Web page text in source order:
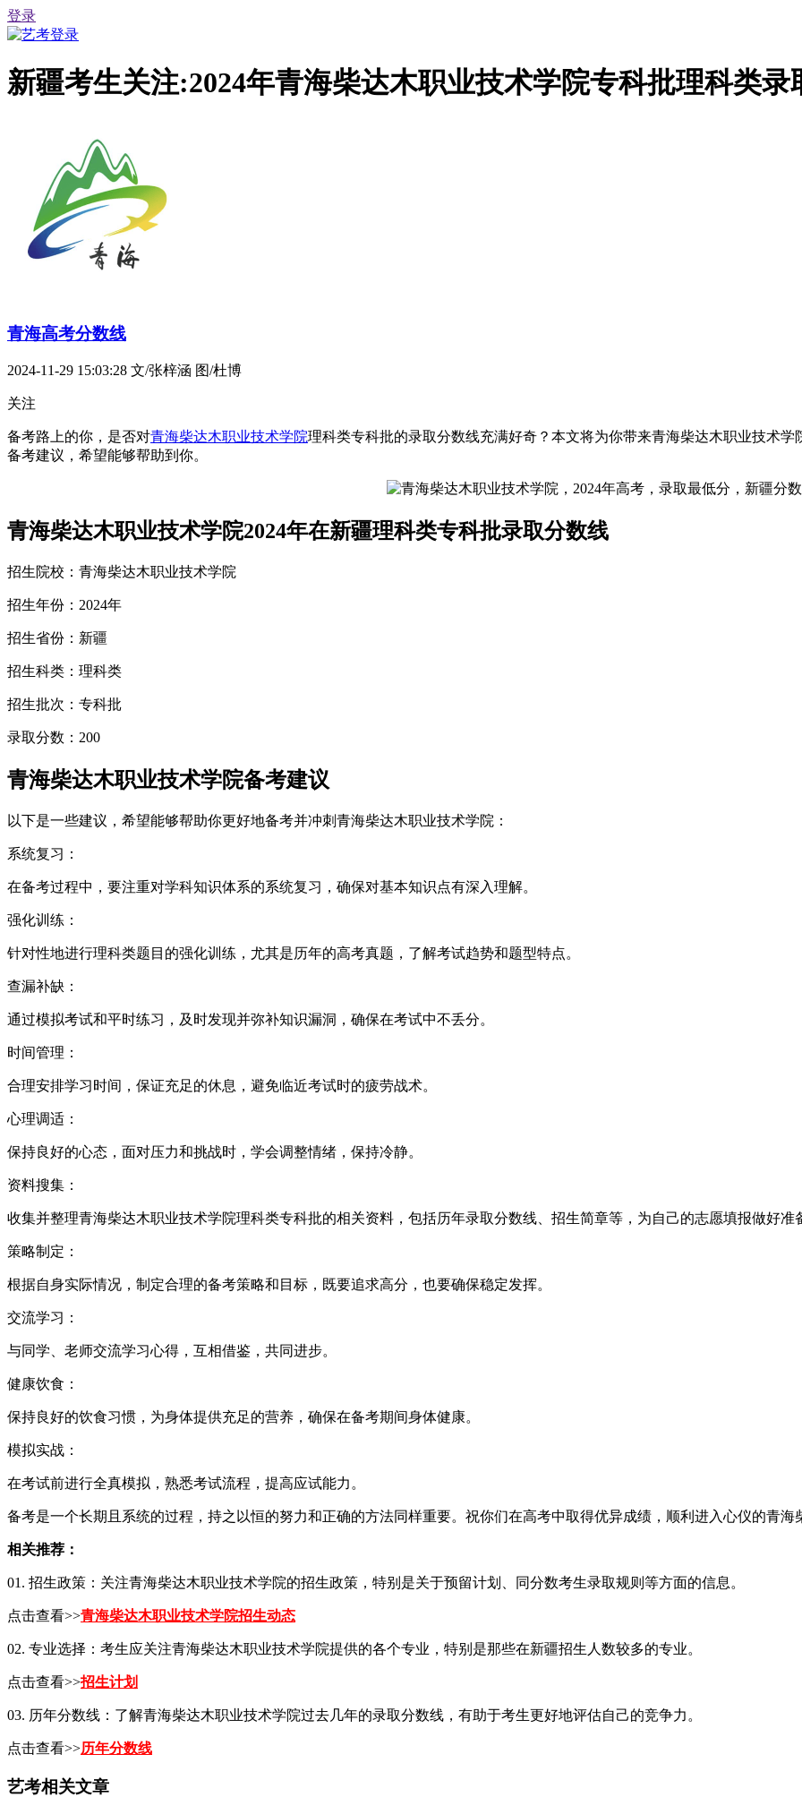
登录
新疆考生关注:2024年青海柴达木职业技术学院专科批理科类录
青海高考分数线
2024-11-29 15:03:28 文/张梓涵 图/杜博
关注
备考路上的你，是否对青海柴达木职业技术学院理科类专科批的录取分数线充满好奇？本文将为你带来青海柴达木职业技术
备考建议，希望能够帮助到你。
青海柴达木职业技术学院2024年在新疆理科类专科批录取分数线
招生院校：青海柴达木职业技术学院
招生年份：2024年
招生省份：新疆
招生科类：理科类
招生批次：专科批
录取分数：200
青海柴达木职业技术学院备考建议
以下是一些建议，希望能够帮助你更好地备考并冲刺青海柴达木职业技术学院：
系统复习：
在备考过程中，要注重对学科知识体系的系统复习，确保对基本知识点有深入理解。
强化训练：
针对性地进行理科类题目的强化训练，尤其是历年的高考真题，了解考试趋势和题型特点。
查漏补缺：
通过模拟考试和平时练习，及时发现并弥补知识漏洞，确保在考试中不丢分。
时间管理：
合理安排学习时间，保证充足的休息，避免临近考试时的疲劳战术。
心理调适：
保持良好的心态，面对压力和挑战时，学会调整情绪，保持冷静。
资料搜集：
收集并整理青海柴达木职业技术学院理科类专科批的相关资料，包括历年录取分数线、招生简章等，为自己的志愿填报做好准
策略制定：
根据自身实际情况，制定合理的备考策略和目标，既要追求高分，也要确保稳定发挥。
交流学习：
与同学、老师交流学习心得，互相借鉴，共同进步。
健康饮食：
保持良好的饮食习惯，为身体提供充足的营养，确保在备考期间身体健康。
模拟实战：
在考试前进行全真模拟，熟悉考试流程，提高应试能力。
备考是一个长期且系统的过程，持之以恒的努力和正确的方法同样重要。祝你们在高考中取得优异成绩，顺利进入心仪的青海
相关推荐：
01. 招生政策：关注青海柴达木职业技术学院的招生政策，特别是关于预留计划、同分数考生录取规则等方面的信息。
点击查看>>青海柴达木职业技术学院招生动态
02. 专业选择：考生应关注青海柴达木职业技术学院提供的各个专业，特别是那些在新疆招生人数较多的专业。
点击查看>>招生计划
03. 历年分数线：了解青海柴达木职业技术学院过去几年的录取分数线，有助于考生更好地评估自己的竞争力。
点击查看>>历年分数线
艺考相关文章